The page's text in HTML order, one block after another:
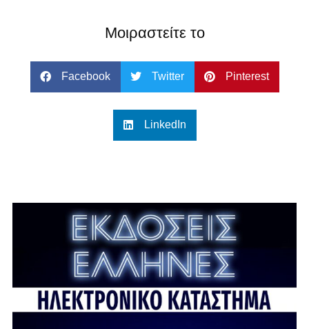
Μοιραστείτε το
Facebook Twitter Pinterest
LinkedIn